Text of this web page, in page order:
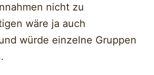
nicht zu
wäre ja auch
würde einzelne Gruppen